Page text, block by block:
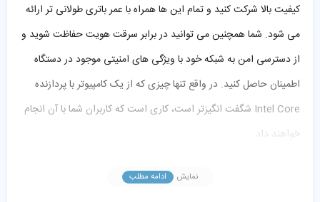
کیفیت بالا شرکت کنید و تمام این ها همراه با عمر باتری طولانی تر ارائه
می شود. شما همچنین می توانید در برابر سرقت هویت حفاظت شوید و
از دسترسی امن به شبکه خود با ویژگی های امنیتی موجود در دستگاه
اطمینان حاصل کنید. در واقع تنها چیزی که از یک کامپیوتر با پردازنده
Intel Core شگفت انگیزتر است، کاری است که کاربران شما با آن انجام
خواهند داد.
صفحه کلید ارتقا یافته برای ویندوز ۸ و 10 پرو
نمایش ادامه مطلب